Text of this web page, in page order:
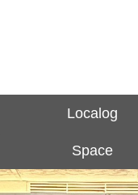
Localog
Space